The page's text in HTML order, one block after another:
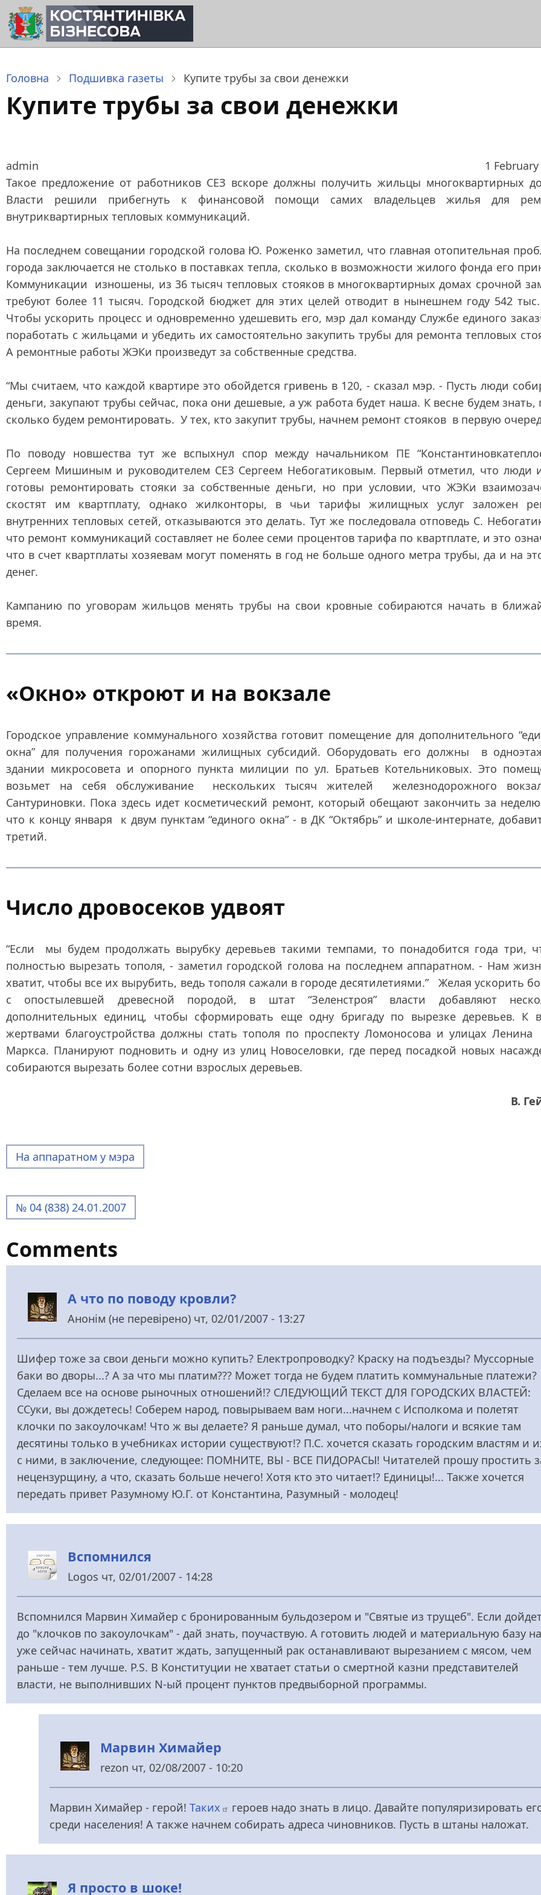
Перейти
до
основного
Головна Подшивка газеты Купите трубы за свои денежки
Купите трубы за свои денежки
admin
1
Такое предложение от работников СЕЗ вскоре должны получить жильцы многоквартирных
Власти решили прибегнуть к финансовой помощи самих владельцев жилья для
внутриквартирных тепловых коммуникаций.
На последнем совещании городской голова Ю. Роженко заметил, что главная отопительная
города заключается не столько в поставках тепла, сколько в возможности жилого фонда его
Коммуникации изношены, из 36 тысяч тепловых стояков в многоквартирных домах срочной
требуют более 11 тысяч. Городской бюджет для этих целей отводит в нынешнем году 542
Чтобы ускорить процесс и одновременно удешевить его, мэр дал команду Службе единого
поработать с жильцами и убедить их самостоятельно закупить трубы для ремонта тепловых
А ремонтные работы ЖЭКи произведут за собственные средства.
“Мы считаем, что каждой квартире это обойдется гривень в 120, - сказал мэр. - Пусть люди
деньги, закупают трубы сейчас, пока они дешевые, а уж работа будет наша. К весне будем знать,
сколько будем ремонтировать. У тех, кто закупит трубы, начнем ремонт стояков в первую
По поводу новшества тут же вспыхнул спор между начальником ПЕ
Сергеем Мишиным и руководителем СЕЗ Сергеем Небогатиковым. Первый отметил, что люди
готовы ремонтировать стояки за собственные деньги, но при условии, что ЖЭКи
скостят им квартплату, однако жилконторы, в чьи тарифы жилищных услуг заложен
внутренних тепловых сетей, отказываются это делать. Тут же последовала отповедь С.
что ремонт коммуникаций составляет не более семи процентов тарифа по квартплате, и это
что в счет квартплаты хозяевам могут поменять в год не больше одного метра трубы, да и на
денег.
Кампанию по уговорам жильцов менять трубы на свои кровные собираются начать в
время.
«Окно» откроют и на вокзале
Городское управление коммунального хозяйства готовит помещение для дополнительного
окна” для получения горожанами жилищных субсидий. Оборудовать его должны в
здании микросовета и опорного пункта милиции по ул. Братьев Котельниковых. Это
возьмет на себя обслуживание нескольких тысяч жителей железнодорожного
Сантуриновки. Пока здесь идет косметический ремонт, который обещают закончить за
что к концу января к двум пунктам “единого окна” - в ДК “Октябрь” и школе-интернате,
третий.
Число дровосеков удвоят
“Если мы будем продолжать вырубку деревьев такими темпами, то понадобится года три,
полностью вырезать тополя, - заметил городской голова на последнем аппаратном. - Нам
хватит, чтобы все их вырубить, ведь тополя сажали в городе десятилетиями.” Желая ускорить
с опостылевшей древесной породой, в штат “Зеленстроя” власти добавляют
дополнительных единиц, чтобы сформировать еще одну бригаду по вырезке деревьев. К
жертвами благоустройства должны стать тополя по проспекту Ломоносова и улицах
Маркса. Планируют подновить и одну из улиц Новоселовки, где перед посадкой новых
собираются вырезать более сотни взрослых деревьев.
В.
На аппаратном у мэра
№ 04 (838) 24.01.2007
Comments
А что по поводу кровли?
Анонім (не перевірено) чт, 02/01/2007 - 13:27
Шифер тоже за свои деньги можно купить? Електропроводку? Краску на подъезды? Муссорные
баки во дворы...? А за что мы платим??? Может тогда не будем платить коммунальные платежи?
Сделаем все на основе рыночных отношений!? СЛЕДУЮЩИЙ ТЕКСТ ДЛЯ ГОРОДСКИХ ВЛАСТЕЙ:
ССуки, вы дождетесь! Соберем народ, повырываем вам ноги...начнем с Исполкома и полетят
клочки по закоулочкам! Что ж вы делаете? Я раньше думал, что поборы/налоги и всякие там
десятины только в учебниках истории существуют!? П.С. хочется сказать городским властям и
с ними, в заключение, следующее: ПОМНИТЕ, ВЫ - ВСЕ ПИДОРАСЫ! Читателей прошу простить
нецензурщину, а что, сказать больше нечего! Хотя кто это читает!? Единицы!... Также хочется
передать привет Разумному Ю.Г. от Константина, Разумный - молодец!
Вспомнился
Logos чт, 02/01/2007 - 14:28
Вспомнился Марвин Химайер с бронированным бульдозером и "Святые из трущеб". Если
до "клочков по закоулочкам" - дай знать, поучаствую. А готовить людей и материальную базу
уже сейчас начинать, хватит ждать, запущенный рак останавливают вырезанием с мясом, чем
раньше - тем лучше. P.S. В Конституции не хватает статьи о смертной казни представителей
власти, не выполнивших N-ый процент пунктов предвыборной программы.
Марвин Химайер
rezon чт, 02/08/2007 - 10:20
У
відповідь
від
Марвин Химайер - герой! Таких
героев надо знать в лицо. Давайте популяризировать
среди населения! А также начнем собирать адреса чиновников. Пусть в штаны наложат.
Я просто в шоке!